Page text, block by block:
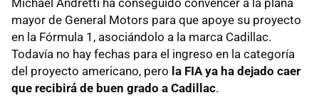
mayor de General Motors para que apoye su proyecto
en la Fórmula 1, asociándolo a la marca Cadillac.
Todavía no hay fechas para el ingreso en la categoría
del proyecto americano, pero la FIA ya ha dejado caer
que recibirá de buen grado a Cadillac.